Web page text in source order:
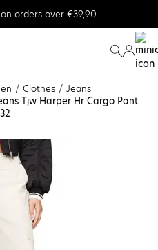
orders over €39,90
Clothes
Jeans
Tjw Harper Hr Cargo Pant